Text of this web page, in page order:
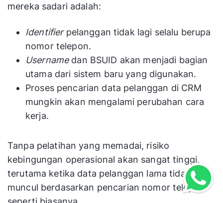
mereka sadari adalah:
Identifierpelanggan tidak lagi selalu berupa
nomor telepon.
Usernamedan BSUID akan menjadi bagian
utama dari sistem baru yang digunakan.
Proses pencarian data pelanggan di CRM
mungkin akan mengalami perubahan cara
kerja.
Tanpa pelatihan yang memadai, risiko
kebingungan operasional akan sangat tinggi,
terutama ketika data pelanggan lama tidak lagi
muncul berdasarkan pencarian nomor telepon